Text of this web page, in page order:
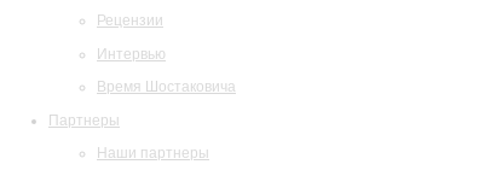
Рецензии
Интервью
Время Шостаковича
Партнеры
Наши партнеры